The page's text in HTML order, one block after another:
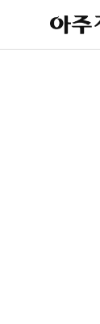
아
주
제